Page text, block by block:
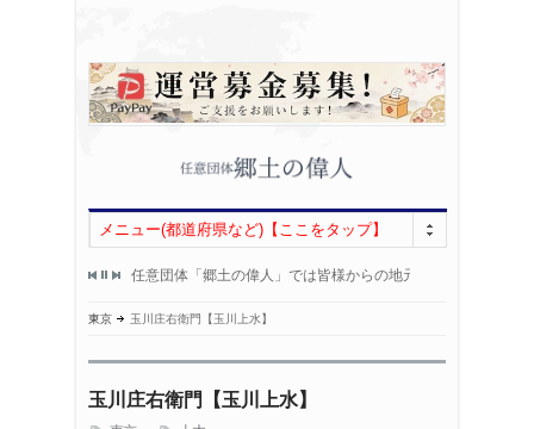
メニュー(都道府県など)【ここをタップ】
人になりました！任意団体「郷土の偉人」では皆様からの地元偉人情報を募集
東京 玉川庄右衛門【玉川上水】
玉川庄右衛門【玉川上水】